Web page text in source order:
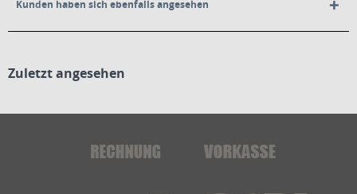
Kunden haben sich ebenfalls angesehen
Zuletzt angesehen